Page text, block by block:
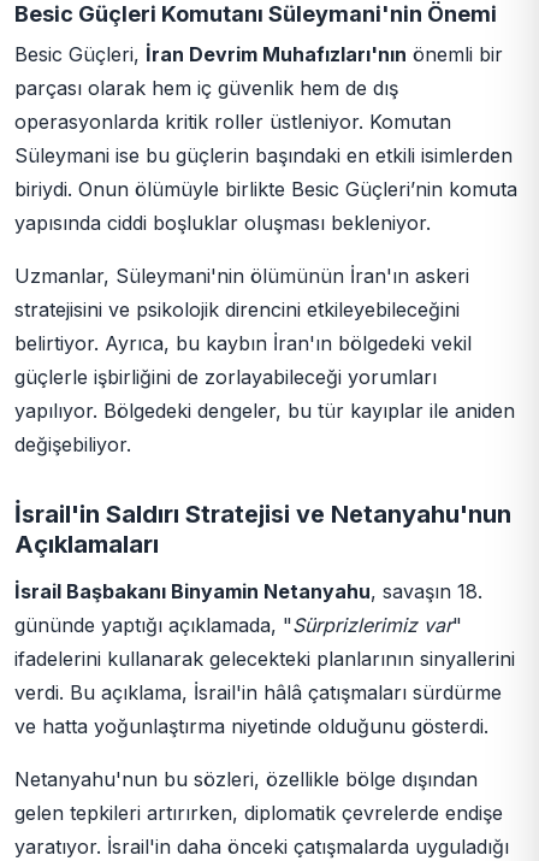
Besic Güçleri Komutanı Süleymani'nin Önemi
Besic Güçleri, İran Devrim Muhafızları'nın önemli bir
parçası olarak hem iç güvenlik hem de dış
operasyonlarda kritik roller üstleniyor. Komutan
Süleymani ise bu güçlerin başındaki en etkili isimlerden
biriydi. Onun ölümüyle birlikte Besic Güçleri’nin komuta
yapısında ciddi boşluklar oluşması bekleniyor.
Uzmanlar, Süleymani'nin ölümünün İran'ın askeri
stratejisini ve psikolojik direncini etkileyebileceğini
belirtiyor. Ayrıca, bu kaybın İran'ın bölgedeki vekil
güçlerle işbirliğini de zorlayabileceği yorumları
yapılıyor. Bölgedeki dengeler, bu tür kayıplar ile aniden
değişebiliyor.
İsrail'in Saldırı Stratejisi ve Netanyahu'nun
Açıklamaları
İsrail Başbakanı Binyamin Netanyahu, savaşın 18.
gününde yaptığı açıklamada, "Sürprizlerimiz var"
ifadelerini kullanarak gelecekteki planlarının sinyallerini
verdi. Bu açıklama, İsrail'in hâlâ çatışmaları sürdürme
ve hatta yoğunlaştırma niyetinde olduğunu gösterdi.
Netanyahu'nun bu sözleri, özellikle bölge dışından
gelen tepkileri artırırken, diplomatik çevrelerde endişe
yaratıyor. İsrail'in daha önceki çatışmalarda uyguladığı